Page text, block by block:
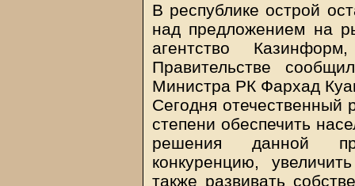
В республике острой
над предложением на
агентство
Правительстве
Министра РК Фархад
Сегодня отечественный
степени обеспечить
решения данной
конкуренцию,
также развивать